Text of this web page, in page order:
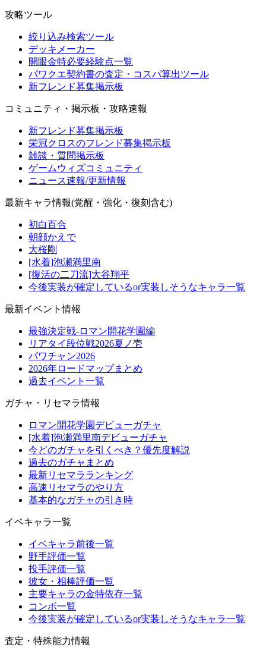
攻略ツール
絞り込み検索ツール
デッキメーカー
開眼金特必要経験点一覧
パワクエ契約書の査定・コスパ算出ツール
新フレンド募集掲示板
コミュニティ・掲示板・攻略速報
新フレンド募集掲示板
栄冠クロスのフレンド募集掲示板
雑談・質問掲示板
ゲームウィズコミュニティ
ニュース速報/更新情報
最新キャラ情報(覚醒・強化・復刻含む)
初白百合
朝顔かえで
大桜剛
[水着]泡瀬満里南
[復活の二刀流]大谷翔平
今後実装が確定しているor実装しそうなキャラ一覧
最新イベント情報
最強決定戦-ロマン開花学園編
リアタイ段位戦2026夏ノ壱
パワチャン2026
2026年ロードマップまとめ
過去イベント一覧
ガチャ・リセマラ情報
ロマン開花学園デビューガチャ
[水着]泡瀬満里南デビューガチャ
今どのガチャを引くべき？優先度解説
過去のガチャまとめ
最新リセマラランキング
高速リセマラのやり方
基本的なガチャの引き時
イベキャラ一覧
イベキャラ前後一覧
野手評価一覧
投手評価一覧
彼女・相棒評価一覧
主要キャラの金特依存一覧
コンボ一覧
今後実装が確定しているor実装しそうなキャラ一覧
査定・特殊能力情報